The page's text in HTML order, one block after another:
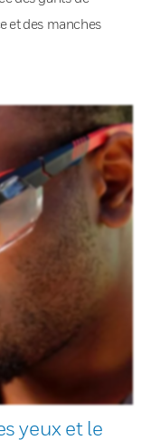
et des manches
yeux et le